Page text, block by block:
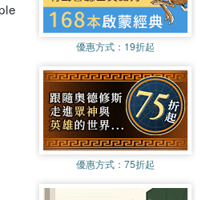
優惠方式： 19折起
優惠方式： 75折起